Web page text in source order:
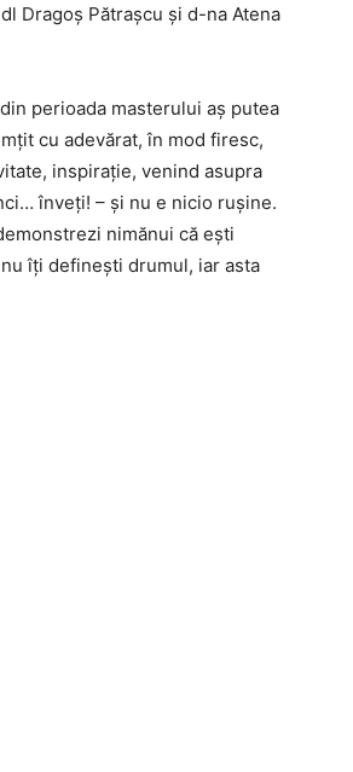
Dragoș Pătrașcu și d-na Atena
perioada masterului aș putea
cu adevărat, în mod firesc,
inspirație, venind asupra
înveți! – și nu e nicio rușine.
nimănui că ești
îți definești drumul, iar asta